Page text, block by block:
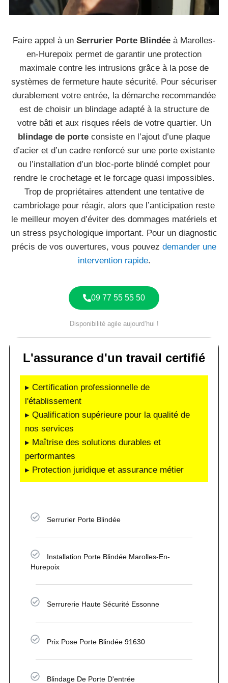
Faire appel à un Serrurier Porte Blindéeà Marolles-
en-Hurepoix permet de garantir une protection
maximale contre les intrusions grâce à la pose de
systèmes de fermeture haute sécurité. Pour sécuriser
durablement votre entrée, la démarche recommandée
est de choisir un blindage adapté à la structure de
votre bâti et aux risques réels de votre quartier. Un
blindage de porte consiste en l’ajout d’une plaque
d’acier et d’un cadre renforcé sur une porte existante
ou l’installation d’un bloc-porte blindé complet pour
rendre le crochetage et le forcage quasi impossibles.
Trop de propriétaires attendent une tentative de
cambriolage pour réagir, alors que l’anticipation reste
le meilleur moyen d’éviter des dommages matériels et
un stress psychologique important. Pour un diagnostic
précis de vos ouvertures, vous pouvez demander une
intervention rapide.
09 77 55 55 50
Disponibilité agile aujourd’hui !
L'assurance d'un travail certifié
▸ Certification professionnelle de
l'établissement
▸ Qualification supérieure pour la qualité de
nos services
▸ Maîtrise des solutions durables et
performantes
▸ Protection juridique et assurance métier
Serrurier Porte Blindée
Installation Porte Blindée Marolles-En-
Hurepoix
Serrurerie Haute Sécurité Essonne
Prix Pose Porte Blindée 91630
Blindage De Porte D'entrée